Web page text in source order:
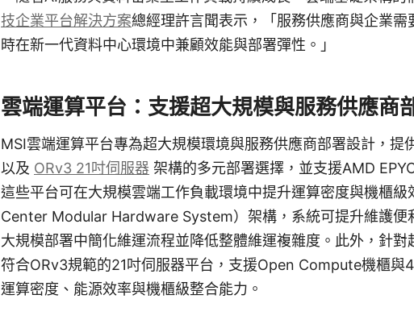
技企業平台解決方案總經理許言聞表示，「服務供應商與企業
時在新一代資料中心環境中兼顧效能與部署彈性。」
雲端運算平台：支援超大規模與服務供應商
MSI雲端運算平台專為超大規模環境與服務供應商部署設計，提
以及 ORv3 21吋伺服器 架構的多元部署選擇，並支援AMD
這些平台可在大規模雲端工作負載環境中提升運算密度與機櫃
Center Modular Hardware System）架構，系統可提升維護便
大規模部署中簡化維運流程並降低整體維運複雜度。此外，針
符合ORv3規範的21吋伺服器平台，支援Open Compute機櫃與
運算密度、能源效率與機櫃級整合能力。